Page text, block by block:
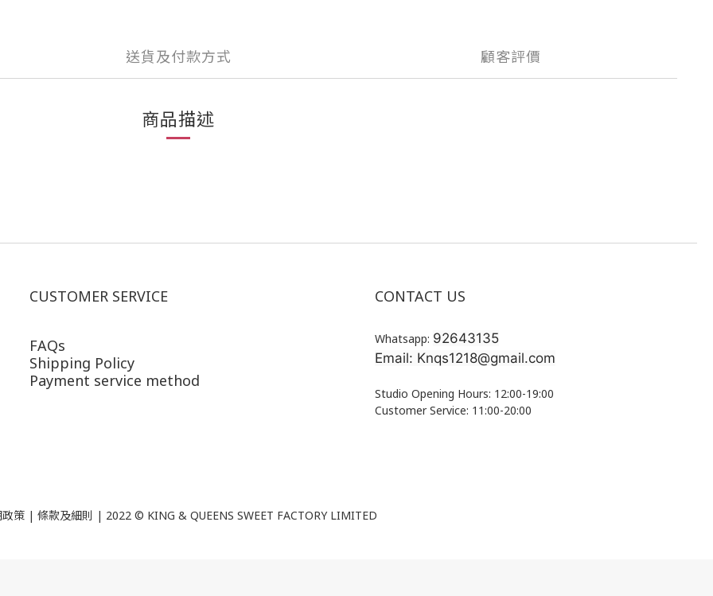
送貨及付款方式 顧客評價
商品描述
CUSTOMER SERVICE
FAQs
Shipping Policy
Payment service method
CONTACT US
Whatsapp: 92643135
Email: Knqs1218@gmail.com
Studio Opening Hours: 12:00-19:00
Customer Service: 11:00-20:00
政策 | 條款及細則 | 2022 © KING & QUEENS SWEET FACTORY LIMITED